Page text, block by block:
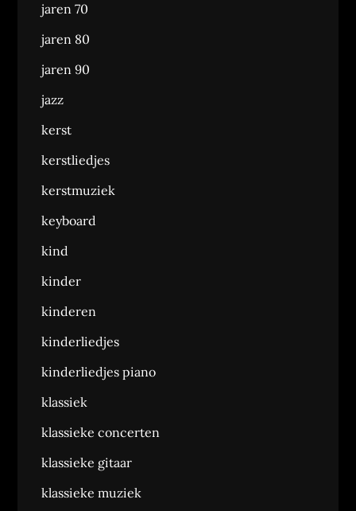
jaren 70
jaren 80
jaren 90
jazz
kerst
kerstliedjes
kerstmuziek
keyboard
kind
kinder
kinderen
kinderliedjes
kinderliedjes piano
klassiek
klassieke concerten
klassieke gitaar
klassieke muziek